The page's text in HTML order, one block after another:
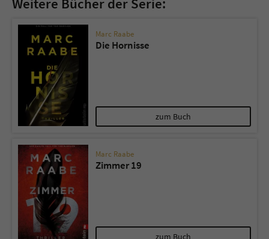
Marc Raabe
Die Hornisse
zum Buch
Marc Raabe
Zimmer 19
zum Buch